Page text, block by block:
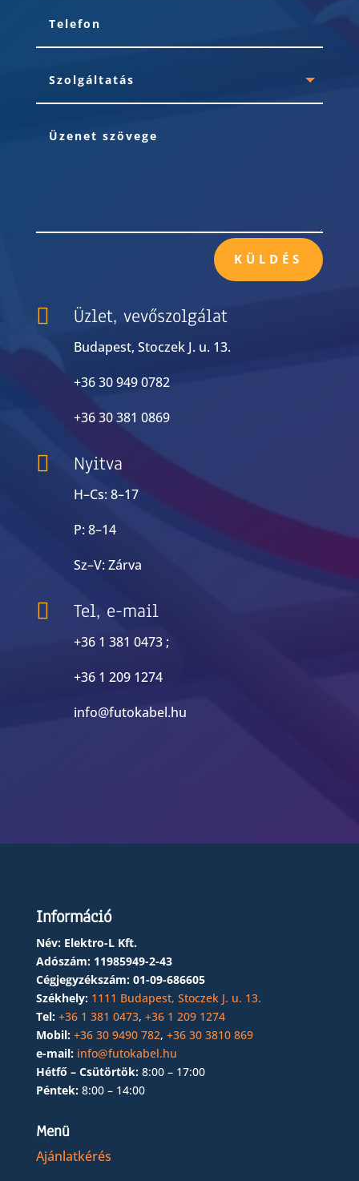
KÜLDÉS
 Üzlet, vevőszolgálat
Budapest, Stoczek J. u. 13.
+36 30 949 0782
+36 30 381 0869
 Nyitva
H–Cs: 8–17
P: 8–14
Sz–V: Zárva
 Tel, e-mail
+36 1 381 0473 ;
+36 1 209 1274
info@futokabel.hu
Információ
Név: Elektro-L Kft.
Adószám: 11985949-2-43
Cégjegyzékszám: 01-09-686605
Székhely: 1111 Budapest, Stoczek J. u. 13.
Tel: +36 1 381 0473, +36 1 209 1274
Mobil: +36 30 9490 782, +36 30 3810 869
e-mail: info@futokabel.hu
Hétfő – Csütörtök: 8:00 – 17:00
Péntek: 8:00 – 14:00
Menü
Ajánlatkérés